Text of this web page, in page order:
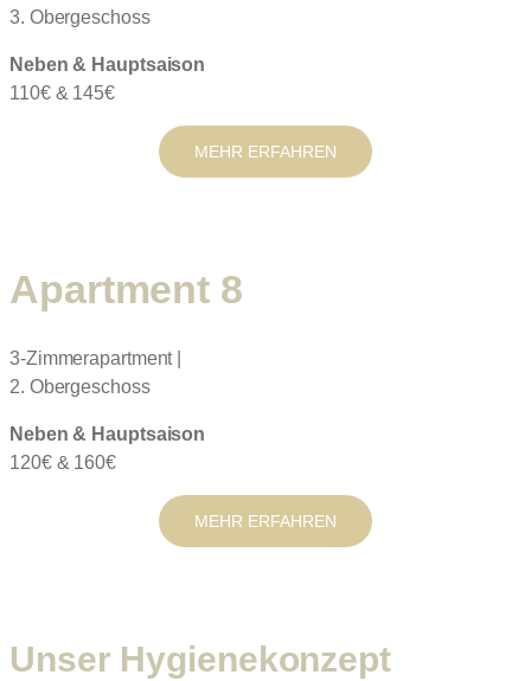
3. Obergeschoss
Neben & Hauptsaison
110€ & 145€
MEHR ERFAHREN
Apartment 8
3-Zimmerapartment |
2. Obergeschoss
Neben & Hauptsaison
120€ & 160€
MEHR ERFAHREN
Unser Hygienekonzept